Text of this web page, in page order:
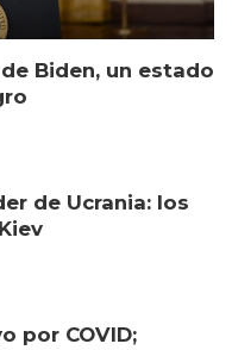
Biden, un estado
de Ucrania: los
por COVID;